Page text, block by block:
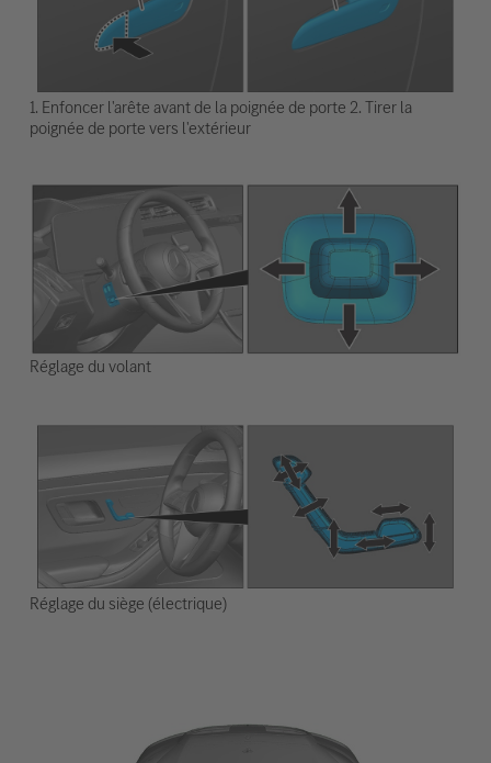
1. Enfoncer l'arête avant de la poignée de porte 2. Tirer la
poignée de porte vers l'extérieur
Réglage du volant
Réglage du siège (électrique)